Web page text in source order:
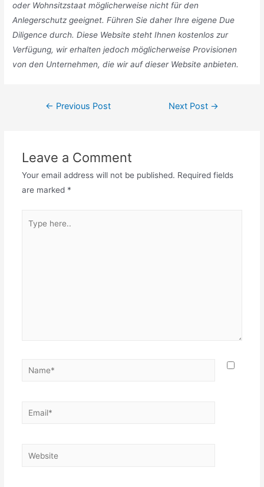
oder Wohnsitzstaat möglicherweise nicht für den
Anlegerschutz geeignet. Führen Sie daher Ihre eigene Due
Diligence durch. Diese Website steht Ihnen kostenlos zur
Verfügung, wir erhalten jedoch möglicherweise Provisionen
von den Unternehmen, die wir auf dieser Website anbieten.
Post← Previous Post Next Post →
Leave a Comment
Your email address will not be published. Required fields
are marked *
here..
Name*
Email*
Website